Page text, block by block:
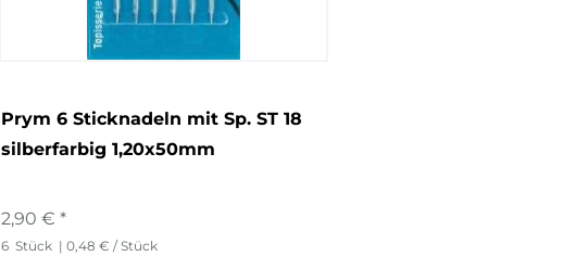
Prym 6 Sticknadeln mit Sp. ST 18
silberfarbig 1,20x50mm
2,90 € *
6 Stück | 0,48 € / Stück